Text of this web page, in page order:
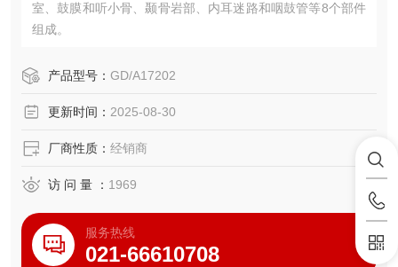
室、鼓膜和听小骨、颞骨岩部、内耳迷路和咽鼓管等8个部件
组成。
产品型号： GD/A17202
更新时间： 2025-08-30
厂商性质： 经销商
访 问 量 ： 1969
服务热线
021-66610708